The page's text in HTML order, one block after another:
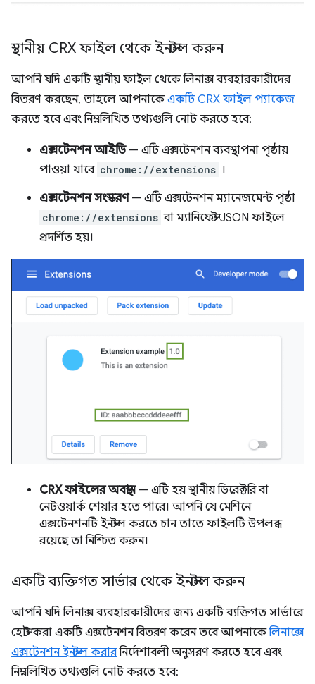
স্থানীয় CRX ফাইল থেকে ইনস্টল করুন
আপনি যদি একটি স্থানীয় ফাইল থেকে লিনাক্স ব্যবহারকারীদের
বিতরণ করছেন, তাহলে আপনাকেএকটি CRX ফাইল প্যাকেজ
করতে হবে এবং নিম্নলিখিত তথ্যগুলি নোট করতে হবে:
এক্সটেনশন আইডি— এটি এক্সটেনশন ব্যবস্থাপনা পৃষ্ঠায়
পাওয়া যাবে chrome://extensions ।
এক্সটেনশন সংস্করণ— এটি এক্সটেনশন ম্যানেজমেন্ট পৃষ্ঠা
chrome://extensions বা ম্যানিফেস্ট JSON ফাইলে
প্রদর্শিত হয়।
CRX ফাইলের অবস্থান— এটি হয় স্থানীয় ডিরেক্টরি বা
নেটওয়ার্ক শেয়ার হতে পারে। আপনি যে মেশিনে
এক্সটেনশনটি ইনস্টল করতে চান তাতে ফাইলটি উপলব্ধ
রয়েছে তা নিশ্চিত করুন।
একটি ব্যক্তিগত সার্ভার থেকে ইনস্টল করুন
আপনি যদি লিনাক্স ব্যবহারকারীদের জন্য একটি ব্যক্তিগত সার্ভারে
হোস্ট করা একটি এক্সটেনশন বিতরণ করেন তবে আপনাকেলিনাক্সে
এক্সটেনশন ইনস্টল করারনির্দেশাবলী অনুসরণ করতে হবে এবং
নিম্নলিখিত তথ্যগুলি নোট করতে হবে: